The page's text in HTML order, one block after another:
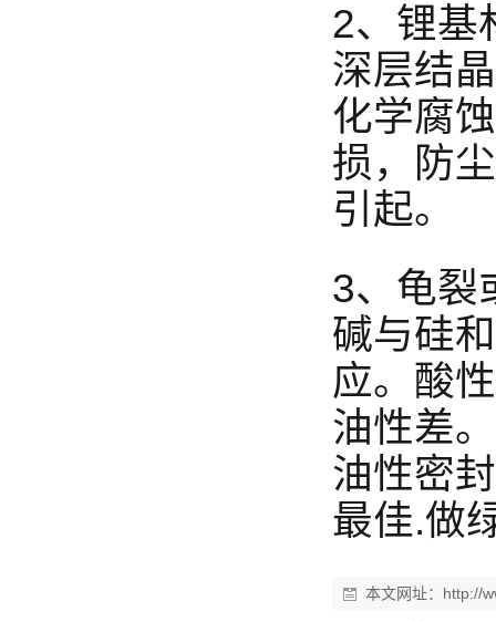
2、锂基
深层结
化学腐
损，防
引起。
3、龟裂
碱与硅
应。酸
油性差
油性密
最佳.做
本文网址： http://